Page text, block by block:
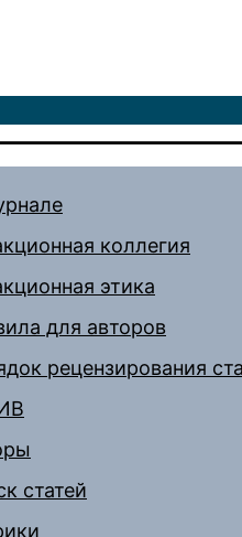
коллегия
этика
для авторов
рецензирования
статей